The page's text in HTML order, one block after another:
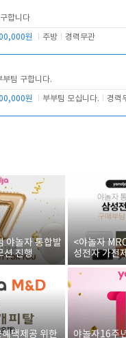
합니다
원 주방 경력무관
부팀 구합니다.
원 부부팀 모십니다. 경력
야놀자 통합발
션 진행
<야놀자
성전자 가전
택제공 위한
야놀자16주